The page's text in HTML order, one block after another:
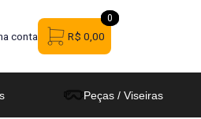
conta
0
0
R$ 0,00
Peças / Viseiras